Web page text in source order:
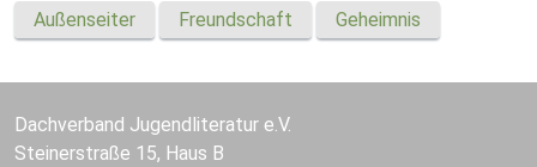
Außenseiter Freundschaft Geheimnis
Dachverband Jugendliteratur e.V.
Steinerstraße 15, Haus B